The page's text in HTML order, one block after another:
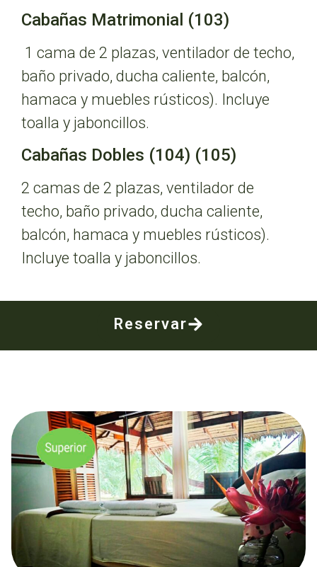
Cabañas Matrimonial (103)
1 cama de 2 plazas, ventilador de techo,
baño privado, ducha caliente, balcón,
hamaca y muebles rústicos). Incluye
toalla y jaboncillos.
Cabañas Dobles (104) (105)
2 camas de 2 plazas, ventilador de
techo, baño privado, ducha caliente,
balcón, hamaca y muebles rústicos).
Incluye toalla y jaboncillos.
Reservar